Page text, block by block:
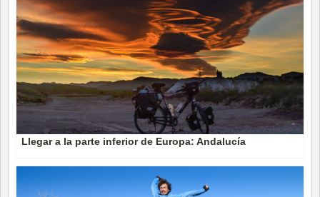
Llegar a la parte inferior de Europa: Andalucía